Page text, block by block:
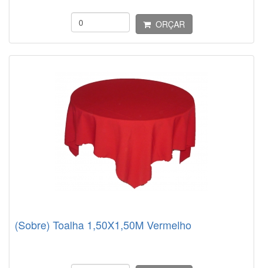
ORÇAR
(Sobre) Toalha 1,50X1,50M Vermelho